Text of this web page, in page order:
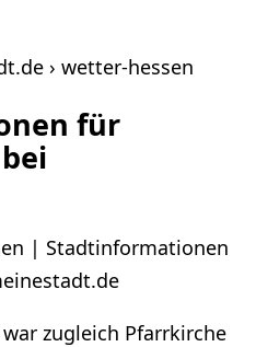
› wetter-hessen
für
| Stadtinformationen
zugleich Pfarrkirche